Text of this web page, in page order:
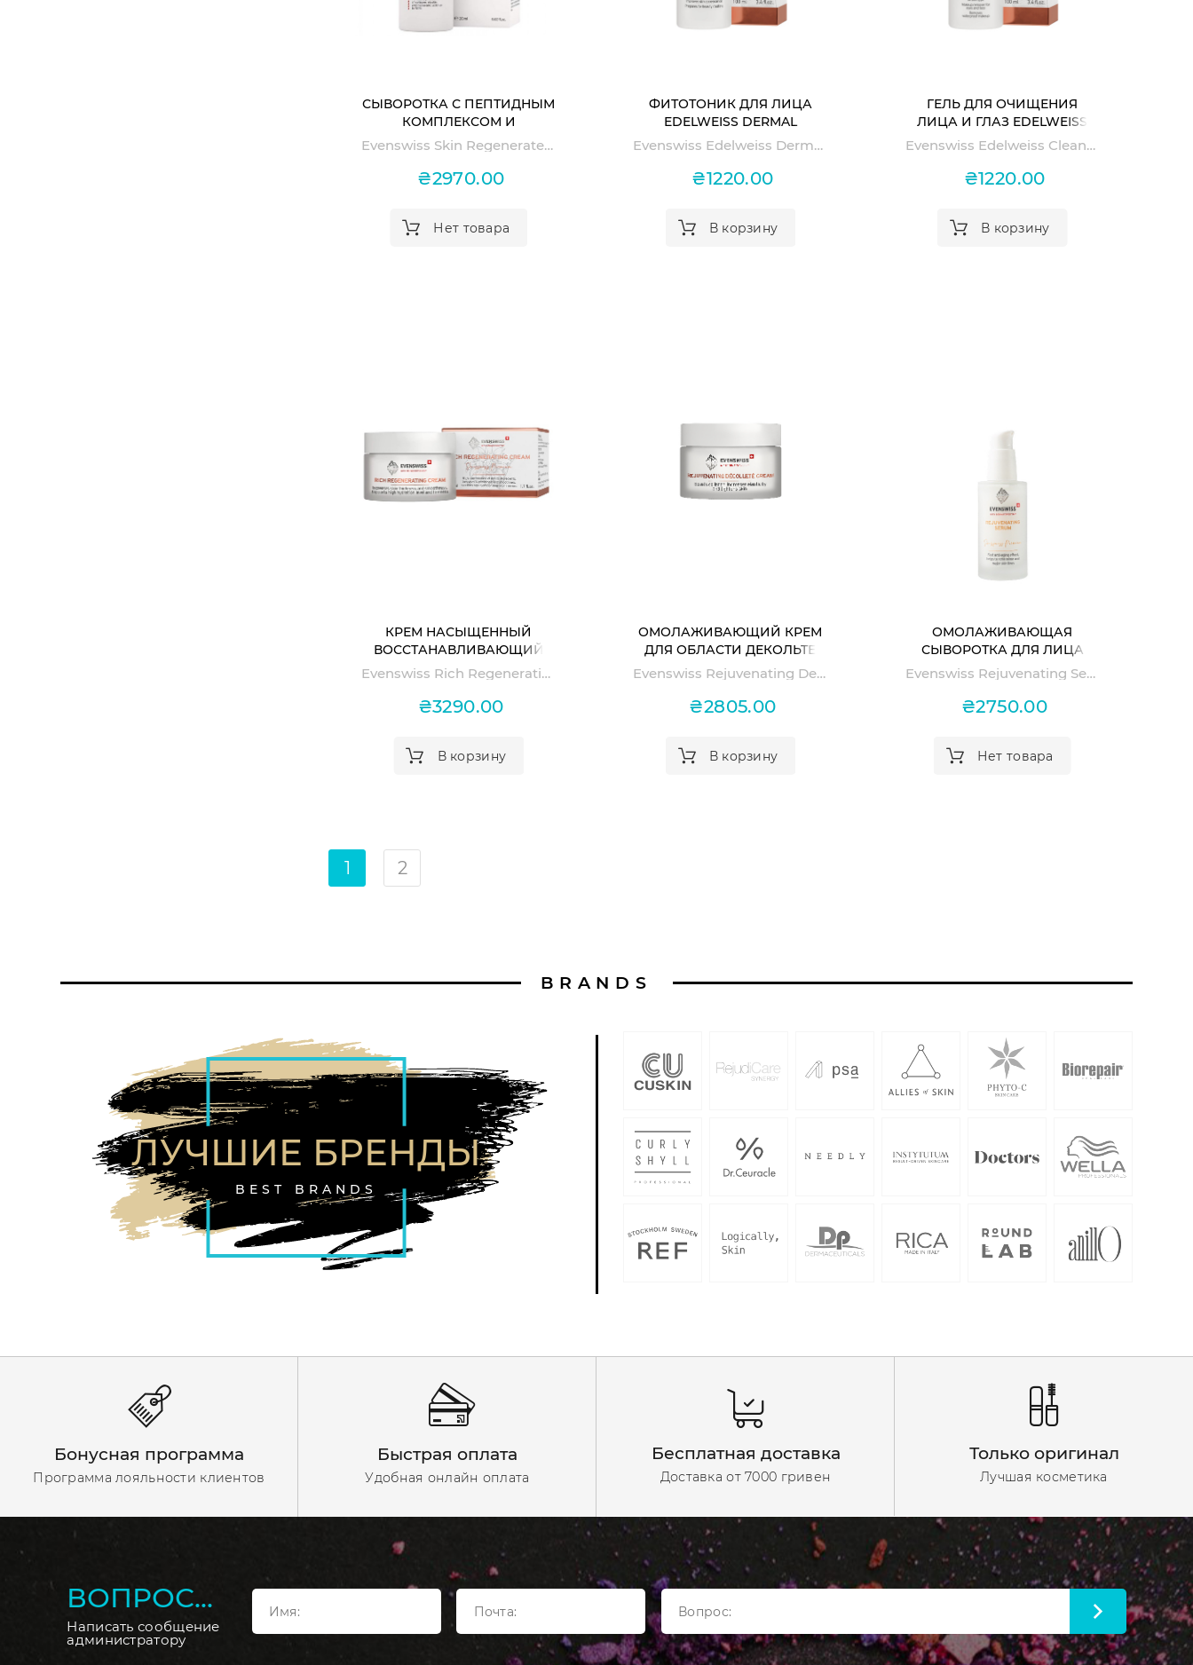
СЫВОРОТКА С ПЕПТИДНЫМ
КОМПЛЕКСОМ И
ГИАЛУРОНОВОЙ
КИСЛОТОЙ SKIN
REGENERATE SERUM MASTER
Evenswiss Skin Regenerate Serum Master Booster
₴2970.00
Нет товара
ФИТОТОНИК ДЛЯ ЛИЦА
EDELWEISS DERMAL
PHYTOTONIC
Evenswiss Edelweiss Dermal Phytotonic
₴1220.00
В корзину
ГЕЛЬ ДЛЯ ОЧИЩЕНИЯ
ЛИЦА И ГЛАЗ EDELWEISS
CLEANSER EYES & FACE Evenswiss Edelweiss Cleanser Eyes & Face
₴1220.00
В корзину
КРЕМ НАСЫЩЕННЫЙ
ВОССТАНАВЛИВАЮЩИЙ
ДЛЯ ЛИЦА RICH
REGENERATING CREAM
Evenswiss Rich Regenerating Cream
₴3290.00
В корзину
ОМОЛАЖИВАЮЩИЙ КРЕМ
ДЛЯ ОБЛАСТИ ДЕКОЛЬТЕ
REJUVENATING DEKOLLETE
CREAM
Evenswiss Rejuvenating Dekollete Cream
₴2805.00
В корзину
ОМОЛАЖИВАЮЩАЯ
СЫВОРОТКА ДЛЯ ЛИЦА
REJUVENATING SERUM
Evenswiss Rejuvenating Serum
₴2750.00
Нет товара
1 2
BRANDS
ЛУЧШИЕ БРЕНДЫ
BEST BRANDS
Бонусная программа
Программа лояльности клиентов
Быстрая оплата
Удобная онлайн оплата
Бесплатная доставка
Доставка от 7000 гривен
Только оригинал
Лучшая косметика
ВОПРОС...
Написать сообщение
администратору